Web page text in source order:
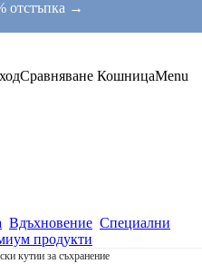
отстъпка →
Сравняване КошницаMenu
Вдъхновение Специални
продукти
кутии за съхранение